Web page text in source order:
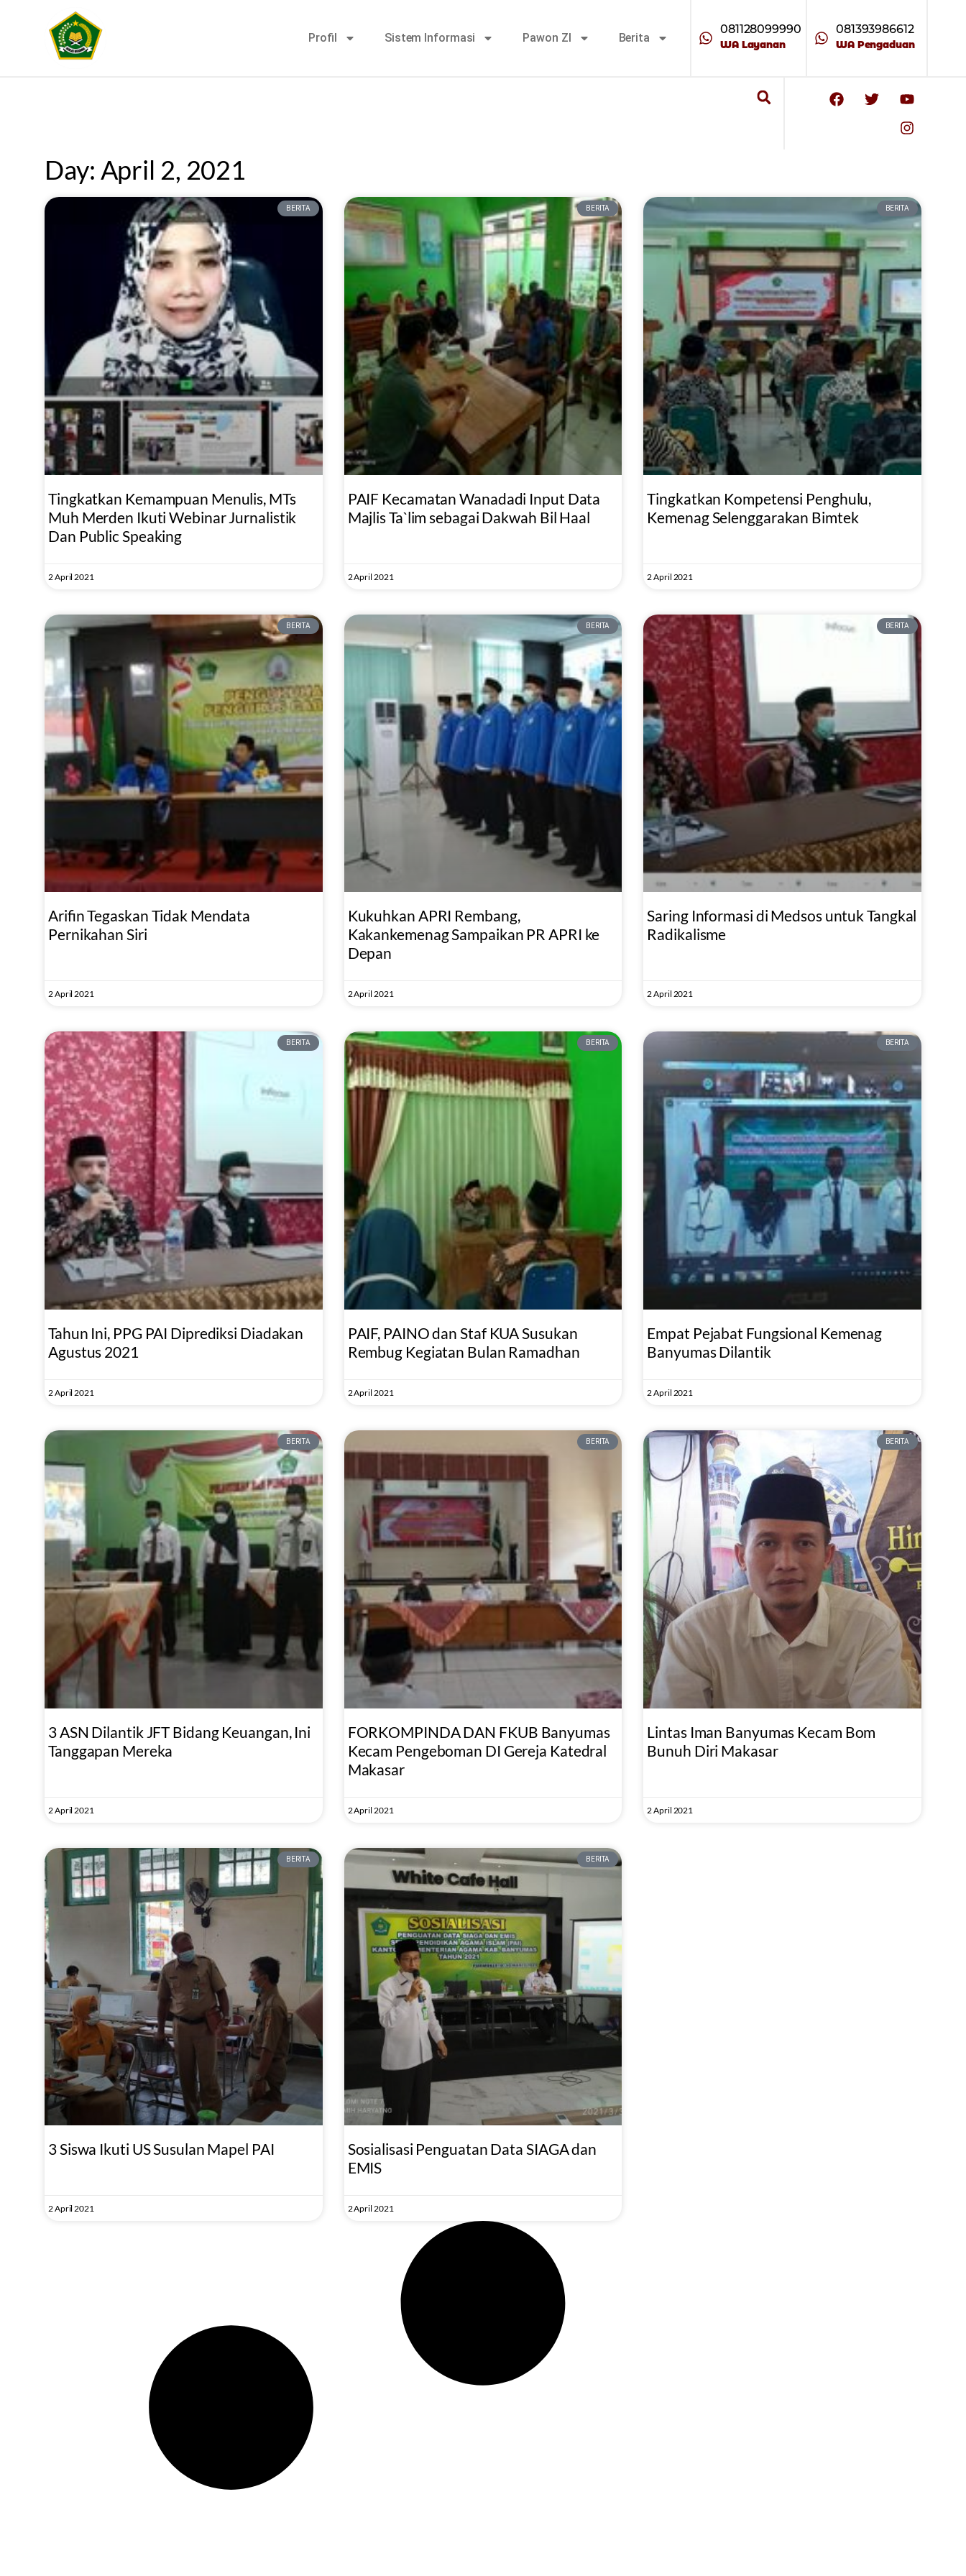
Profil Sistem Informasi Pawon ZI Berita
081128099990
WA Layanan
081393986612
WA Pengaduan
Day: April 2, 2021
BERITA
Tingkatkan Kemampuan Menulis, MTs
Muh Merden Ikuti Webinar Jurnalistik
Dan Public Speaking
2 April 2021
BERITA
PAIF Kecamatan Wanadadi Input Data
Majlis Ta`lim sebagai Dakwah Bil Haal
2 April 2021
BERITA
Tingkatkan Kompetensi Penghulu,
Kemenag Selenggarakan Bimtek
2 April 2021
BERITA
Arifin Tegaskan Tidak Mendata
Pernikahan Siri
2 April 2021
BERITA
Kukuhkan APRI Rembang,
Kakankemenag Sampaikan PR APRI ke
Depan
2 April 2021
BERITA
Saring Informasi di Medsos untuk Tangkal
Radikalisme
2 April 2021
BERITA
Tahun Ini, PPG PAI Diprediksi Diadakan
Agustus 2021
2 April 2021
BERITA
PAIF, PAINO dan Staf KUA Susukan
Rembug Kegiatan Bulan Ramadhan
2 April 2021
BERITA
Empat Pejabat Fungsional Kemenag
Banyumas Dilantik
2 April 2021
BERITA
3 ASN Dilantik JFT Bidang Keuangan, Ini
Tanggapan Mereka
2 April 2021
BERITA
FORKOMPINDA DAN FKUB Banyumas
Kecam Pengeboman DI Gereja Katedral
Makasar
2 April 2021
BERITA
Lintas Iman Banyumas Kecam Bom
Bunuh Diri Makasar
2 April 2021
BERITA
3 Siswa Ikuti US Susulan Mapel PAI
2 April 2021
BERITA
Sosialisasi Penguatan Data SIAGA dan
EMIS
2 April 2021